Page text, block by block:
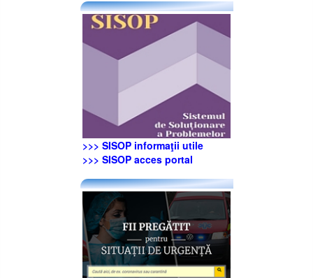
>>> SISOP informaţii utile
>>> SISOP acces portal